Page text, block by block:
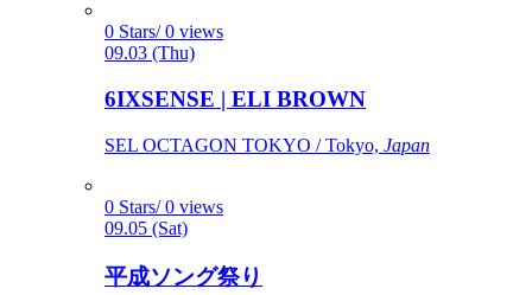
0 Stars/ 0 views
09.03 (Thu)
6IXSENSE | ELI BROWN
SEL OCTAGON TOKYO / Tokyo, Japan
0 Stars/ 0 views
09.05 (Sat)
平成ソング祭り